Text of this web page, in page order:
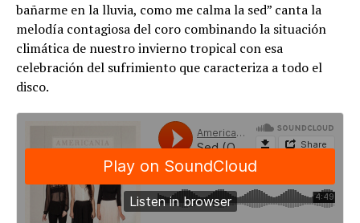
bañarme en la lluvia, como me calma la sed” canta la
melodía contagiosa del coro combinando la situación
climática de nuestro invierno tropical con esa
celebración del sufrimiento que caracteriza a todo el
disco.